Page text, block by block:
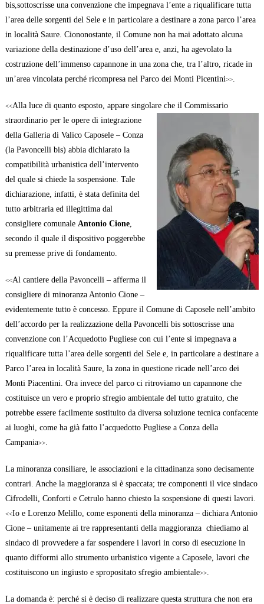
bis,sottoscrisse una convenzione che impegnava l’ente a riqualificare tutta
l’area delle sorgenti del Sele e in particolare a destinare a zona parco l’area
in località Saure. Ciononostante, il Comune non ha mai adottato alcuna
variazione della destinazione d’uso dell’area e, anzi, ha agevolato la
costruzione dell’immenso capannone in una zona che, tra l’altro, ricade in
un’area vincolata perché ricompresa nel Parco dei Monti Picentini>>.
<<Alla luce di quanto esposto, appare singolare che il Commissario
straordinario per le opere di integrazione
della Galleria di Valico Caposele – Conza
(la Pavoncelli bis) abbia dichiarato la
compatibilità urbanistica dell’intervento
del quale si chiede la sospensione. Tale
dichiarazione, infatti, è stata definita del
tutto arbitraria ed illegittima dal
consigliere comunale Antonio Cione,
secondo il quale il dispositivo poggerebbe
su premesse prive di fondamento.
<<Al cantiere della Pavoncelli – afferma il
consigliere di minoranza Antonio Cione –
evidentemente tutto è concesso. Eppure il Comune di Caposele nell’ambito
dell’accordo per la realizzazione della Pavoncelli bis sottoscrisse una
convenzione con l’Acquedotto Pugliese con cui l’ente si impegnava a
riqualificare tutta l’area delle sorgenti del Sele e, in particolare a destinare a
Parco l’area in località Saure, la zona in questione ricade nell’arco dei
Monti Piacentini. Ora invece del parco ci ritroviamo un capannone che
costituisce un vero e proprio sfregio ambientale del tutto gratuito, che
potrebbe essere facilmente sostituito da diversa soluzione tecnica confacente
ai luoghi, come ha già fatto l’acquedotto Pugliese a Conza della
Campania>>.
La minoranza consiliare, le associazioni e la cittadinanza sono decisamente
contrari. Anche la maggioranza si è spaccata; tre componenti il vice sindaco
Cifrodelli, Conforti e Cetrulo hanno chiesto la sospensione di questi lavori.
<<Io e Lorenzo Melillo, come esponenti della minoranza – dichiara Antonio
Cione – unitamente ai tre rappresentanti della maggioranza chiediamo al
sindaco di provvedere a far sospendere i lavori in corso di esecuzione in
quanto difformi allo strumento urbanistico vigente a Caposele, lavori che
costituiscono un ingiusto e spropositato sfregio ambientale>>.
La domanda è: perché si è deciso di realizzare questa struttura che non era